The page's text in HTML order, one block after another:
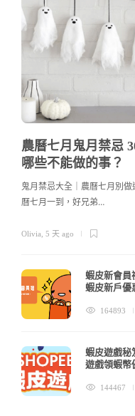
農曆七月鬼月禁忌
哪些不能做的事？
鬼月禁忌大全｜農曆七月別
曆七月一到，好兄弟…
Olivia 5 天 ago
蝦皮新會員
蝦皮新戶優
164893
蝦皮遊戲秘
遊戲領蝦幣
144467